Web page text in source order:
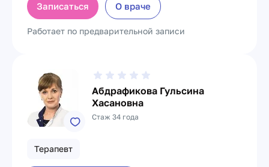
Записаться О враче
Работает по предварительной записи
Абдрафикова Гульсина
Хасановна
Стаж 34 года
Терапевт